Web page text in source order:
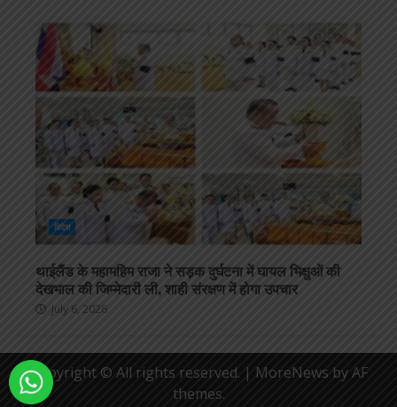
विदेश
थाईलैंड के महामहिम राजा ने सड़क दुर्घटना में घायल भिक्षुओं की
देखभाल की जिम्मेदारी ली, शाही संरक्षण में होगा उपचार
July 6, 2026
Copyright © All rights reserved. | MoreNews by AF
themes.